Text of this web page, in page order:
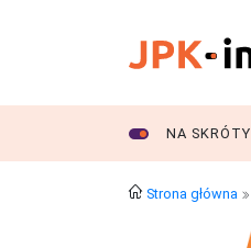
NA SKRÓTY
Strona główna